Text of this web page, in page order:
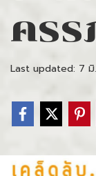
ครร
Last updated: 7 มิ